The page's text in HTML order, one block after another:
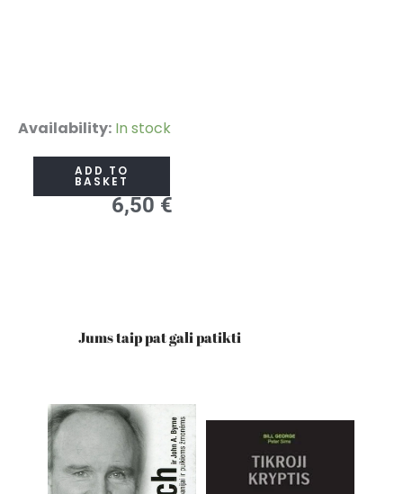
Availability: In stock
Rinkodara:
nuo
klasikinėsADD TO
BASKET
6,50 €
Jums taip pat gali patikti